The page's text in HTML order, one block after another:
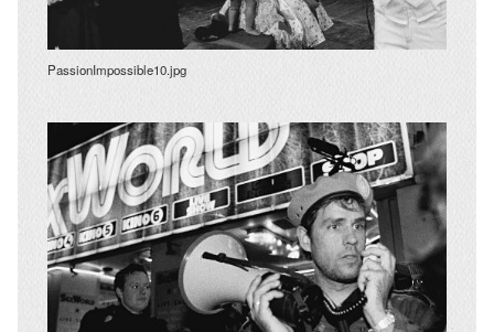
PassionImpossible10.jpg